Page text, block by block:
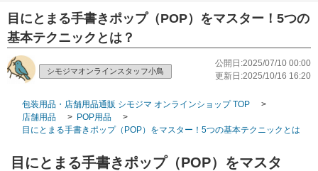
目にとまる手書きポップ（POP）をマスター！5つの
基本テクニックとは？
シモジマオンラインスタッフ小鳥
公開日:2025/07/10 00:00
更新日:2025/10/16 16:20
包装用品・店舗用品通販 シモジマ オンラインショップ TOP
>
店舗用品
> POP用品
>
目にとまる手書きポップ（POP）をマスター！5つの基本テクニックとは？
目にとまる手書きポップ（POP）をマスタ